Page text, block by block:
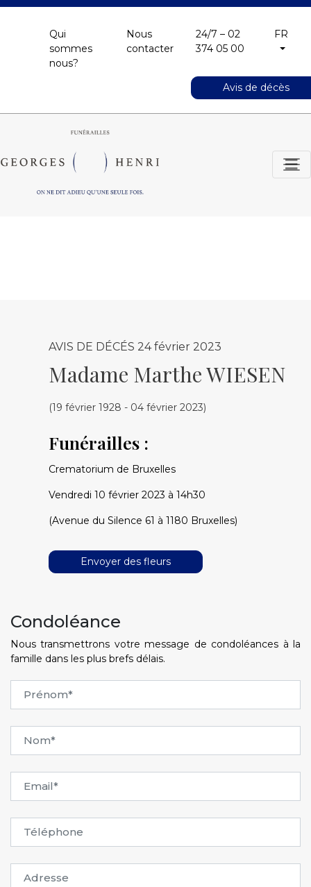
Qui
sommes
nous?
Nous
contacter
24/7 – 02
374 05 00
FR
Avis de décès
AVIS DE DÉCÉS 24 février 2023
Madame Marthe WIESEN
(19 février 1928 - 04 février 2023)
Funérailles :
Crematorium de Bruxelles
Vendredi 10 février 2023 à 14h30
(Avenue du Silence 61 à 1180 Bruxelles)
Envoyer des fleurs
Condoléance
Nous transmettrons votre message de condoléances à la
famille dans les plus brefs délais.